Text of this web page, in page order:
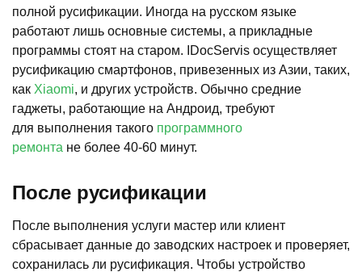
полной русификации. Иногда на русском языке
работают лишь основные системы, а прикладные
программы стоят на старом. IDocServis осуществляет
русификацию смартфонов, привезенных из Азии, таких,
как Xiaomi, и других устройств. Обычно средние
гаджеты, работающие на Андроид, требуют
для выполнения такого программного
ремонта не более 40-60 минут.
После русификации
После выполнения услуги мастер или клиент
сбрасывает данные до заводских настроек и проверяет,
сохранилась ли русификация. Чтобы устройство